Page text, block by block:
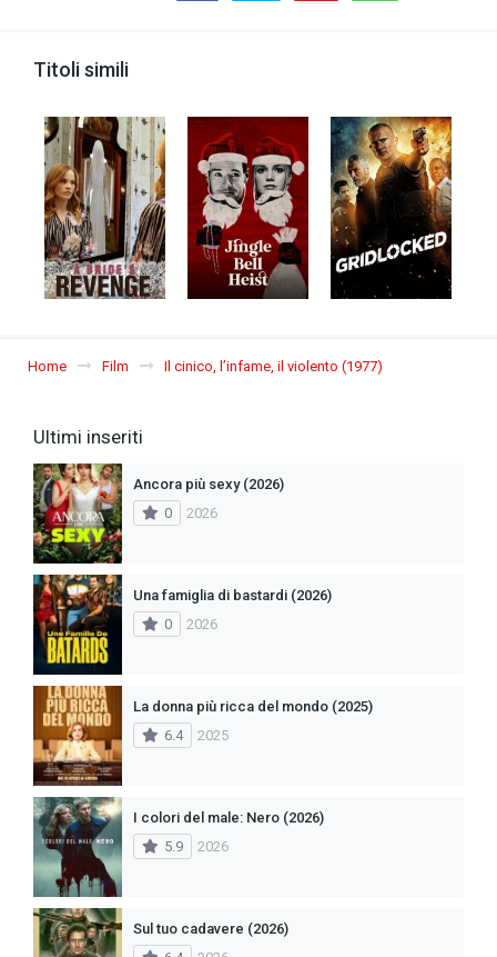
Titoli simili
Home Film Il cinico, l’infame, il violento (1977)
Ultimi inseriti
Ancora più sexy (2026)
0
2026
Una famiglia di bastardi (2026)
0
2026
La donna più ricca del mondo (2025)
6.4
2025
I colori del male: Nero (2026)
5.9
2026
Sul tuo cadavere (2026)